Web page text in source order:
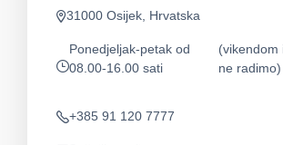
app.address
31000 Osijek, Hrvatska
app.opening-times
Ponedjeljak-petak od
08.00-16.00 sati
(vikendom
ne radimo)
Telefon
+385 91 120 7777